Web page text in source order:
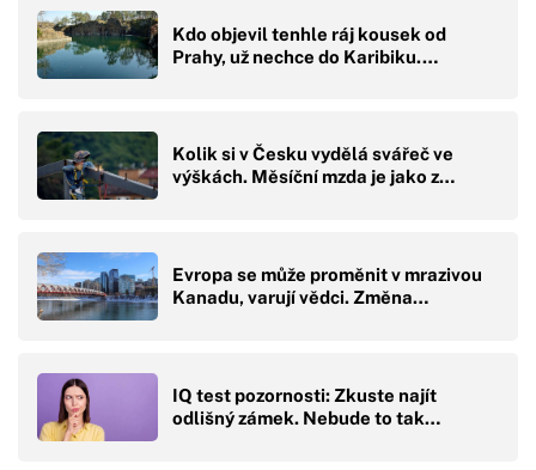
Kdo objevil tenhle ráj kousek od
Prahy, už nechce do Karibiku.…
Kolik si v Česku vydělá svářeč ve
výškách. Měsíční mzda je jako z…
Evropa se může proměnit v mrazivou
Kanadu, varují vědci. Změna…
IQ test pozornosti: Zkuste najít
odlišný zámek. Nebude to tak…